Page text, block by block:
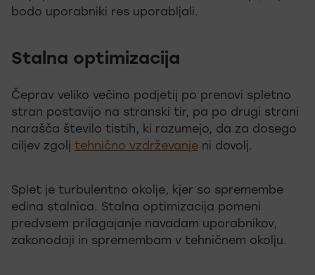
bodo uporabniki res uporabljali.
Stalna optimizacija
Čeprav veliko večino podjetij po prenovi spletno
stran postavijo na stranski tir, pa po drugi strani
narašča število tistih, ki razumejo, da za dosego
ciljev zgolj tehnično vzdrževanje ni dovolj.
Splet je turbulentno okolje, kjer so spremembe
edina stalnica. Stalna optimizacija pomeni
predvsem prilagajanje navadam uporabnikov,
zakonodaji in spremembam v tehničnem okolju.